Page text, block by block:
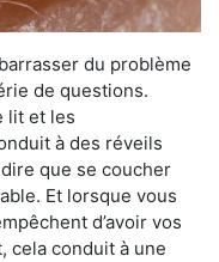
du problème
de questions.
lit et les
à des réveils
que se coucher
Et lorsque vous
d’avoir vos
cela conduit à une